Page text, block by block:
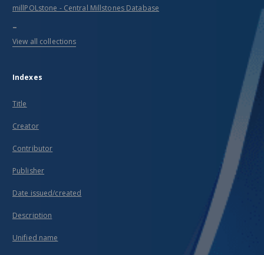
millPOLstone - Central Millstones Database
...
View all collections
Indexes
Title
Creator
Contributor
Publisher
Date issued/created
Description
Unified name